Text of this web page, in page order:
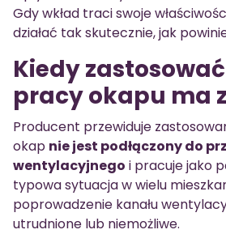
Gdy wkład traci swoje
działać tak skutecznie, jak
Kiedy
pracy okapu ma
Producent przewiduje
okap nie jest podłączony do
wentylacyjnego i pracuje jako
typowa sytuacja w wielu
poprowadzenie kanału
utrudnione lub niemożliwe.